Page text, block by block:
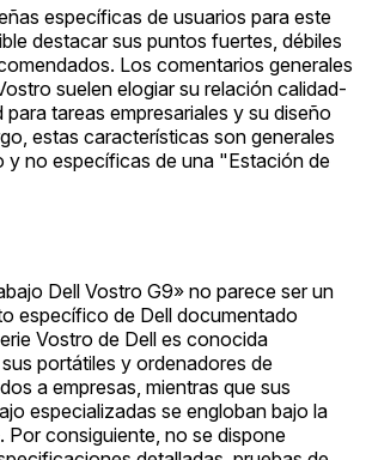
específicas de usuarios para este
destacar sus puntos fuertes, débiles
Los comentarios generales
suelen elogiar su relación calidad-
tareas empresariales y su diseño
estas características son generales
y no específicas de una "Estación de
Dell Vostro G9» no parece ser un
específico de Dell documentado
Vostro de Dell es conocida
portátiles y ordenadores de
a empresas, mientras que sus
especializadas se engloban bajo la
Por consiguiente, no se dispone